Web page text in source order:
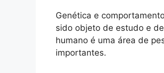
Genética e
sido objeto de estudo e
humano é uma área de
importantes.